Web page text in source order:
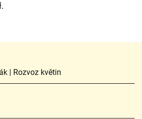
| Rozvoz květin